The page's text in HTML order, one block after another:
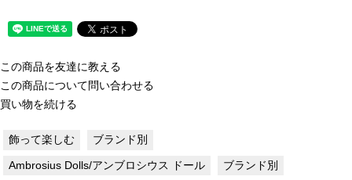
この商品を友達に教える
この商品について問い合わせる
買い物を続ける
飾って楽しむ ブランド別
Ambrosius Dolls/アンブロシウス ドール ブランド別